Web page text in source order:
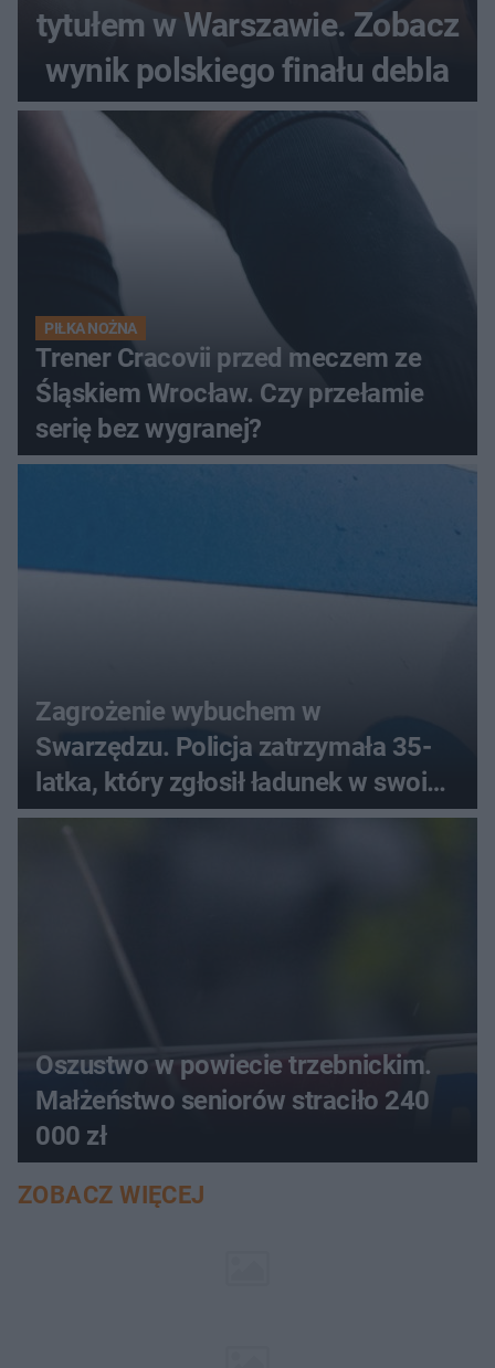
tytułem w Warszawie. Zobacz
wynik polskiego finału debla
PIŁKA NOŻNA
Trener Cracovii przed meczem ze
Śląskiem Wrocław. Czy przełamie
serię bez wygranej?
Zagrożenie wybuchem w
Swarzędzu. Policja zatrzymała 35-
latka, który zgłosił ładunek w swoim
aucie
Oszustwo w powiecie trzebnickim.
Małżeństwo seniorów straciło 240
000 zł
ZOBACZ WIĘCEJ